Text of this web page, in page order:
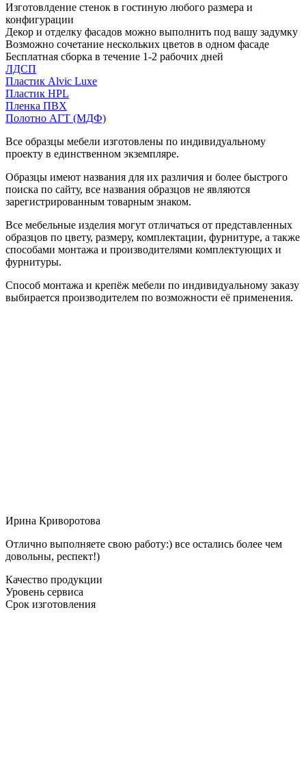
Изготовлдение стенок в гостиную любого размера и
конфигурации
Декор и отделку фасадов можно выполнить под вашу задумку
Возможно сочетание нескольких цветов в одном фасаде
Бесплатная сборка в течение 1-2 рабочих дней
ЛДСП
Пластик Alvic Luxe
Пластик HPL
Пленка ПВХ
Полотно АГТ (МДФ)
Все образцы мебели изготовлены по индивидуальному
проекту в единственном экземпляре.
Образцы имеют названия для их различия и более быстрого
поиска по сайту, все названия образцов не являются
зарегистрированным товарным знаком.
Все мебельные изделия могут отличаться от представленных
образцов по цвету, размеру, комплектации, фурнитуре, а также
способами монтажа и производителями комплектующих и
фурнитуры.
Способ монтажа и крепёж мебели по индивидуальному заказу
выбирается производителем по возможности её применения.
Ирина Криворотова
Отлично выполняете свою работу:) все остались более чем
довольны, респект!)
Качество продукции
Уровень сервиса
Срок изготовления